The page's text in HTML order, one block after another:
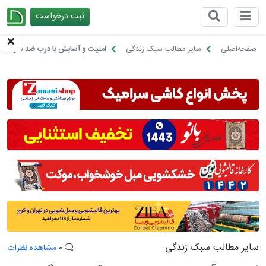
ثبت درخواست
صفحه‌اصلی سایر مطالب سبک زندگی امنیت و آسایش با درب ضد
سایر مطالب سبک زندگی مشاهده نظرات